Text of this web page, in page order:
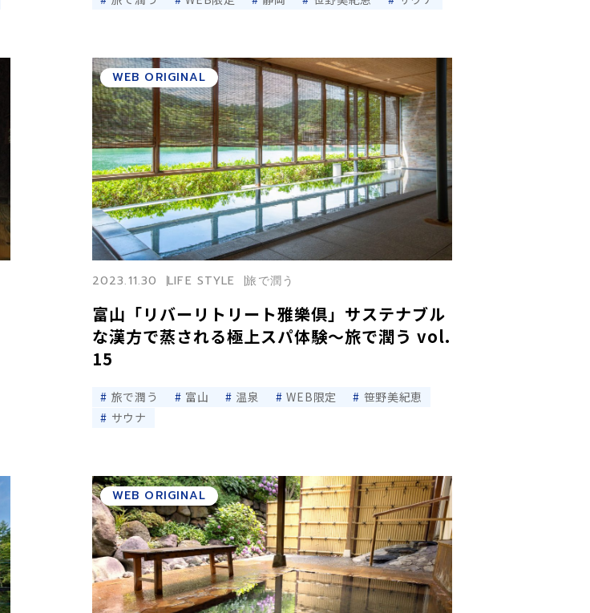
富山「リバーリトリート雅樂倶」サステナブル
な漢方で蒸される極上スパ体験〜旅で潤う vol.
15
2023.11.30 LIFE STYLE 旅で潤う
WEB ORIGINAL
旅で潤う 富山 温泉 WEB限定
笹野美紀恵
サウナ
WEB ORIGINAL